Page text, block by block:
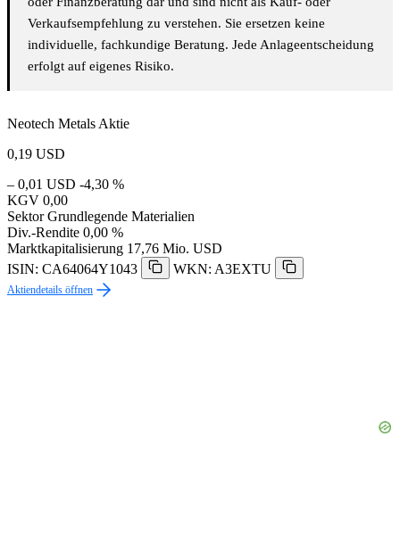
Verkaufsempfehlung zu verstehen. Sie ersetzen keine
individuelle, fachkundige Beratung. Jede Anlageentscheidung
erfolgt auf eigenes Risiko.
Neotech Metals Aktie
0,19 USD
– 0,01 USD -4,30 %
KGV 0,00
Sektor Grundlegende Materialien
Div.-Rendite 0,00 %
Marktkapitalisierung 17,76 Mio. USD
ISIN: CA64064Y1043
WKN: A3EXTU
Aktiendetails öffnen